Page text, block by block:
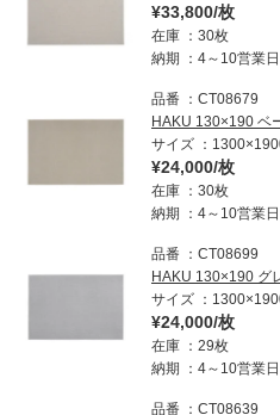
¥33,800/枚
在庫
30枚
納期
4～10営業日
品番
CT08679
HAKU 130×190 ベ
サイズ
¥24,000/枚
在庫
30枚
納期
4～10営業日
品番
CT08699
HAKU 130×190 グ
サイズ
¥24,000/枚
在庫
29枚
納期
4～10営業日
品番
CT08639